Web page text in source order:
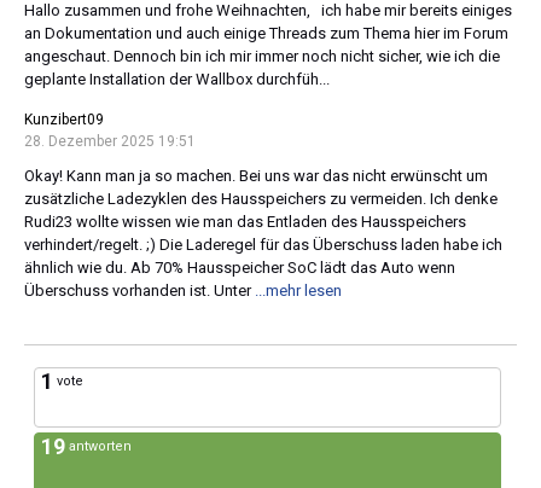
Hallo zusammen und frohe Weihnachten, ich habe mir bereits einiges
an Dokumentation und auch einige Threads zum Thema hier im Forum
angeschaut. Dennoch bin ich mir immer noch nicht sicher, wie ich die
geplante Installation der Wallbox durchfüh...
Kunzibert09
28. Dezember 2025 19:51
Okay! Kann man ja so machen. Bei uns war das nicht erwünscht um
zusätzliche Ladezyklen des Hausspeichers zu vermeiden. Ich denke
Rudi23 wollte wissen wie man das Entladen des Hausspeichers
verhindert/regelt. ;) Die Laderegel für das Überschuss laden habe ich
ähnlich wie du. Ab 70% Hausspeicher SoC lädt das Auto wenn
Überschuss vorhanden ist. Unter ...mehr lesen
1 vote
19 antworten